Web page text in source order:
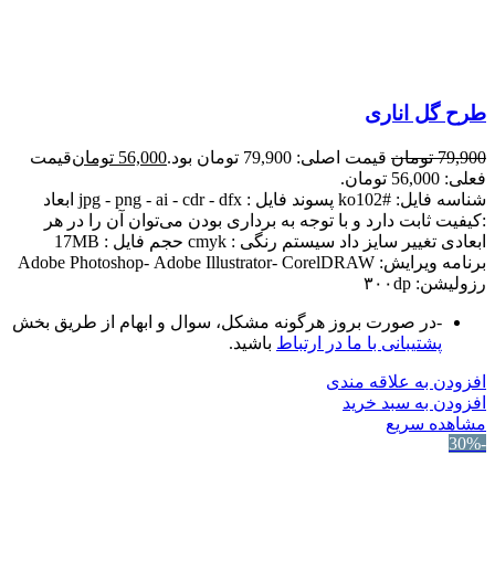
طرح گل اناری
79,900 تومان قیمت اصلی: 79,900 تومان بود. 56,000 تومانقیمت
فعلی: 56,000 تومان.
شناسه فایل: #ko102 پسوند فایل : jpg - png - ai - cdr - dfx ابعاد
:کیفیت ثابت دارد و با توجه به برداری بودن می‌توان آن را در هر
ابعادی تغییر سایز داد سیستم رنگی : cmyk حجم فایل : 17MB
برنامه ویرایش: Adobe Photoshop- Adobe Illustrator- CorelDRAW
رزولیشن: ۳۰۰dp
-در صورت بروز هرگونه مشکل، سوال و ابهام از طریق بخش
پشتیبانی با ما در ارتباط باشید.
افزودن به علاقه مندی
افزودن به سبد خرید
مشاهده سریع
-30%